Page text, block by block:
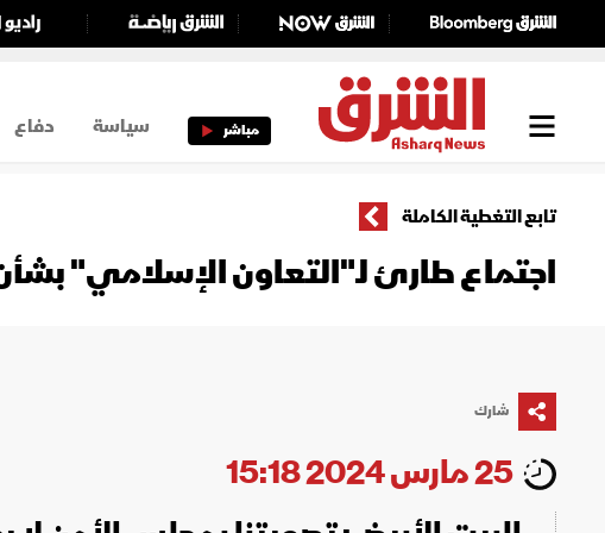
مباشر سياسة دفاع
تابع التغطية الكاملة
اجتماع طارئ لـ"التعاون الإسلامي"
شارك
25 مارس 2024 15:18